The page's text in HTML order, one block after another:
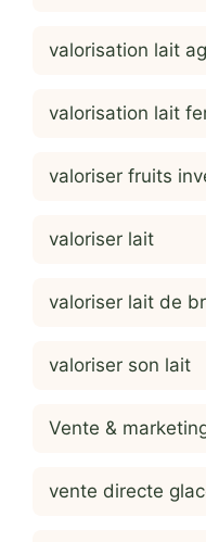
valorisation lait
valorisation lait
valoriser fruits
valoriser lait
valoriser lait de
valoriser son lait
Vente &
vente directe